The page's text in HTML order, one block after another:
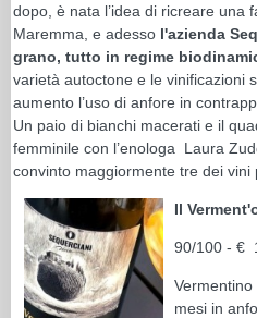
dopo, è nata l’idea di ricreare una
Maremma, e adesso l'azienda
grano, tutto in regime
varietà autoctone e le vinificazioni
aumento l’uso di anfore in
Un paio di bianchi macerati e il
femminile con l’enologa Laura
convinto maggiormente tre dei vini
Il
90/100 - €
mesi in